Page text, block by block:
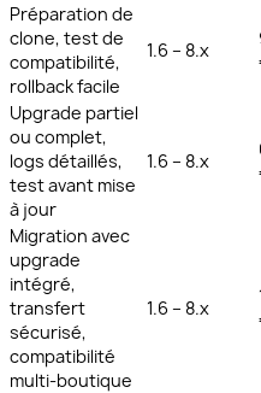
Préparation de
clone, test de
compatibilité,
rollback facile
1.6 – 8.x
Upgrade partiel
ou complet,
logs détaillés,
test avant mise
à jour
1.6 – 8.x
Migration avec
upgrade
intégré,
transfert
sécurisé,
compatibilité
multi-boutique
1.6 – 8.x